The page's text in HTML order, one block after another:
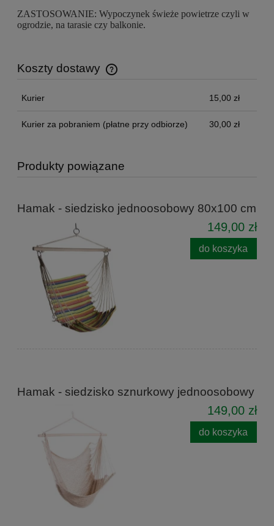
ZASTOSOWANIE: Wypoczynek świeże powietrze czyli w
ogrodzie, na tarasie czy balkonie.
Koszty dostawy
Cena nie zawiera ewentualnych kosztów płatności
Kurier 15,00 zł
Kurier za pobraniem (płatne przy odbiorze) 30,00 zł
Produkty powiązane
Hamak - siedzisko jednoosobowy 80x100 cm
149,00 zł
do koszyka
Hamak - siedzisko sznurkowy jednoosobowy
149,00 zł
do koszyka